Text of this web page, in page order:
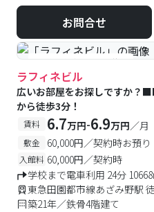
お問合せ
#予約受付中 #空室待ち
ラフィネビル
広いお部屋をお探しですか
から徒歩3分！
賃料 6.7万円-6.9万円／月
敷金 60,000円／契約時お預り
入館料 60,000円／契約時
学校まで電車利用 24分
東急田園都市線あざみ野駅
築21年／鉄骨4階建て